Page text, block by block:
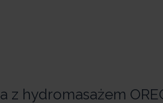
z hydromasażem